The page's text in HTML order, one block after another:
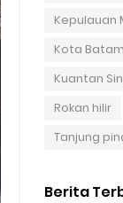
Kepulauan
Kota Batam
Kuantan
Rokan hilir
Tanjung
Berita